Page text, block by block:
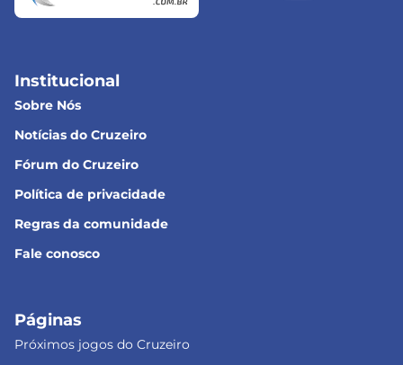
Institucional
Sobre Nós
Notícias do Cruzeiro
Fórum do Cruzeiro
Política de privacidade
Regras da comunidade
Fale conosco
Páginas
Próximos jogos do Cruzeiro